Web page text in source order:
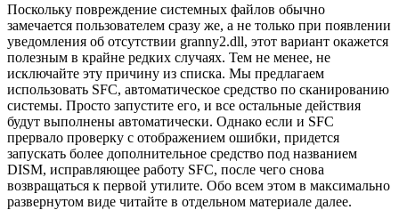
Поскольку повреждение системных файлов обычно
замечается пользователем сразу же, а не только при появлении
уведомления об отсутствии granny2.dll, этот вариант окажется
полезным в крайне редких случаях. Тем не менее, не
исключайте эту причину из списка. Мы предлагаем
использовать SFC, автоматическое средство по сканированию
системы. Просто запустите его, и все остальные действия
будут выполнены автоматически. Однако если и SFC
прервало проверку с отображением ошибки, придется
запускать более дополнительное средство под названием
DISM, исправляющее работу SFC, после чего снова
возвращаться к первой утилите. Обо всем этом в максимально
развернутом виде читайте в отдельном материале далее.